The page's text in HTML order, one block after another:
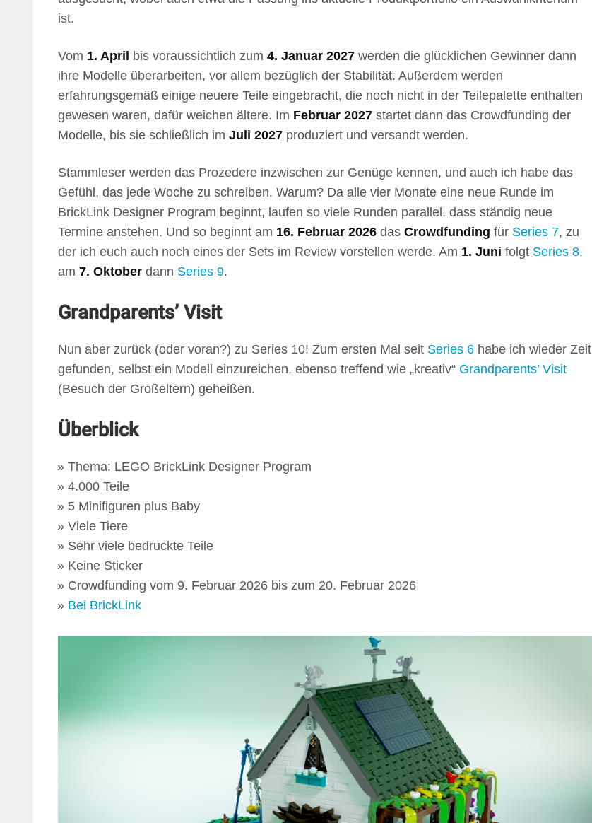
ist.
Vom 1. April bis voraussichtlich zum 4. Januar 2027 werden die glücklichen Gewinner dann
ihre Modelle überarbeiten, vor allem bezüglich der Stabilität. Außerdem werden
erfahrungsgemäß einige neuere Teile eingebracht, die noch nicht in der Teilepalette enthalten
gewesen waren, dafür weichen ältere. Im Februar 2027 startet dann das Crowdfunding der
Modelle, bis sie schließlich im Juli 2027 produziert und versandt werden.
Stammleser werden das Prozedere inzwischen zur Genüge kennen, und auch ich habe das
Gefühl, das jede Woche zu schreiben. Warum? Da alle vier Monate eine neue Runde im
BrickLink Designer Program beginnt, laufen so viele Runden parallel, dass ständig neue
Termine anstehen. Und so beginnt am 16. Februar 2026 das Crowdfunding für Series 7, zu
der ich euch auch noch eines der Sets im Review vorstellen werde. Am 1. Juni folgt Series 8,
am 7. Oktober dann Series 9.
Grandparents’ Visit
Nun aber zurück (oder voran?) zu Series 10! Zum ersten Mal seit Series 6 habe ich wieder Zeit
gefunden, selbst ein Modell einzureichen, ebenso treffend wie „kreativ“ Grandparents’ Visit
(Besuch der Großeltern) geheißen.
Überblick
Thema: LEGO BrickLink Designer Program
4.000 Teile
5 Minifiguren plus Baby
Viele Tiere
Sehr viele bedruckte Teile
Keine Sticker
Crowdfunding vom 9. Februar 2026 bis zum 20. Februar 2026
Bei BrickLink